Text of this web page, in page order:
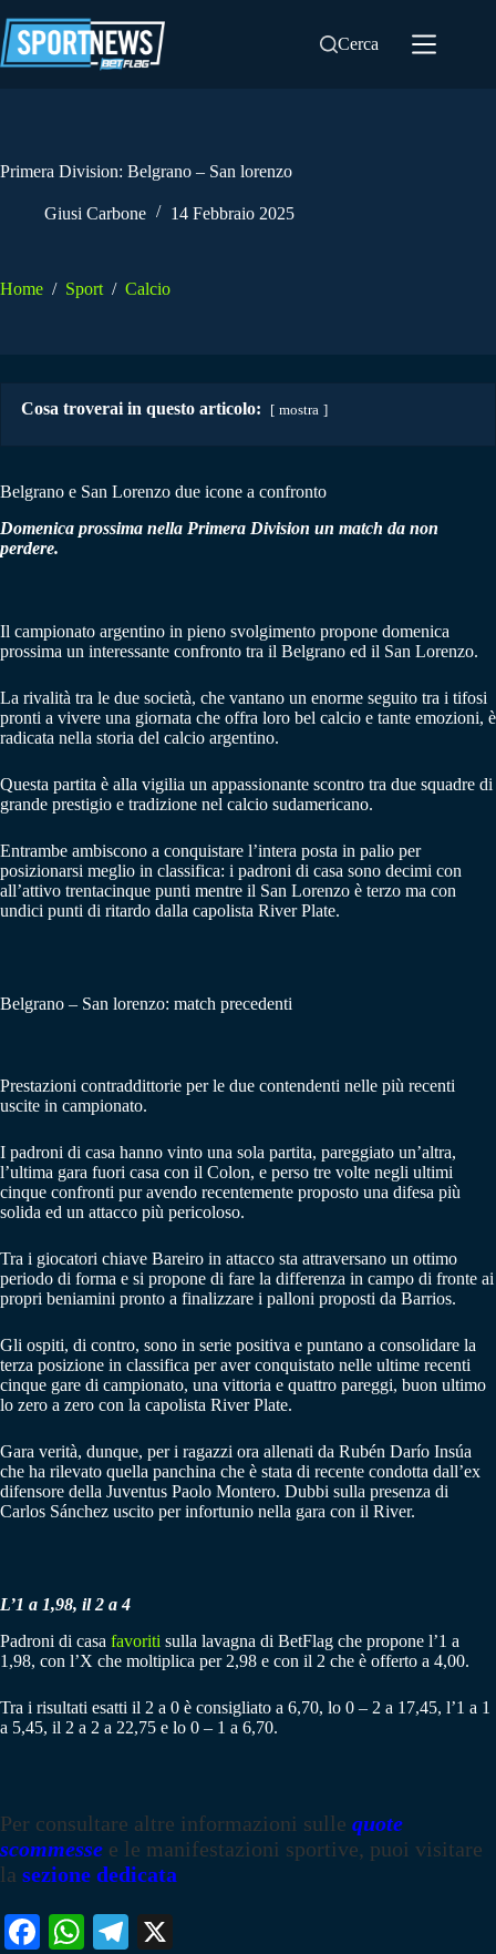
al
contenuto
Cerca
Primera Division: Belgrano – San lorenzo
Giusi Carbone 14 Febbraio 2025
Home / Sport / Calcio
Cosa troverai in questo articolo: mostra
Belgrano e San Lorenzo due icone a confronto
Domenica prossima nella Primera Division un match da non
perdere.
Il campionato argentino in pieno svolgimento propone domenica
prossima un interessante confronto tra il Belgrano ed il San Lorenzo.
La rivalità tra le due società, che vantano un enorme seguito tra i tifosi
pronti a vivere una giornata che offra loro bel calcio e tante emozioni, è
radicata nella storia del calcio argentino.
Questa partita è alla vigilia un appassionante scontro tra due squadre di
grande prestigio e tradizione nel calcio sudamericano.
Entrambe ambiscono a conquistare l’intera posta in palio per
posizionarsi meglio in classifica: i padroni di casa sono decimi con
all’attivo trentacinque punti mentre il San Lorenzo è terzo ma con
undici punti di ritardo dalla capolista River Plate.
Belgrano – San lorenzo: match precedenti
Prestazioni contraddittorie per le due contendenti nelle più recenti
uscite in campionato.
I padroni di casa hanno vinto una sola partita, pareggiato un’altra,
l’ultima gara fuori casa con il Colon, e perso tre volte negli ultimi
cinque confronti pur avendo recentemente proposto una difesa più
solida ed un attacco più pericoloso.
Tra i giocatori chiave Bareiro in attacco sta attraversano un ottimo
periodo di forma e si propone di fare la differenza in campo di fronte ai
propri beniamini pronto a finalizzare i palloni proposti da Barrios.
Gli ospiti, di contro, sono in serie positiva e puntano a consolidare la
terza posizione in classifica per aver conquistato nelle ultime recenti
cinque gare di campionato, una vittoria e quattro pareggi, buon ultimo
lo zero a zero con la capolista River Plate.
Gara verità, dunque, per i ragazzi ora allenati da Rubén Darío Insúa
che ha rilevato quella panchina che è stata di recente condotta dall’ex
difensore della Juventus Paolo Montero. Dubbi sulla presenza di
Carlos Sánchez uscito per infortunio nella gara con il River.
L’1 a 1,98, il 2 a 4
Padroni di casa favoriti sulla lavagna di BetFlag che propone l’1 a
1,98, con l’X che moltiplica per 2,98 e con il 2 che è offerto a 4,00.
Tra i risultati esatti il 2 a 0 è consigliato a 6,70, lo 0 – 2 a 17,45, l’1 a 1
a 5,45, il 2 a 2 a 22,75 e lo 0 – 1 a 6,70.
Per consultare altre informazioni sulle quote
scommesse e le manifestazioni sportive, puoi visitare
la sezione dedicata
Fa W
Te